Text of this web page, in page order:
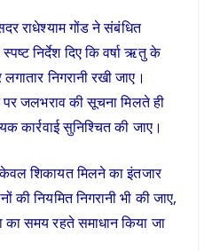
राधेश्याम गोंड ने संबंधित
निर्देश दिए कि वर्षा ऋतु के
निगरानी रखी जाए।
पर जलभराव की सूचना मिलते ही
सुनिश्चित की जाए।
शिकायत मिलने का इंतजार
नियमित निगरानी भी की जाए,
का समय रहते समाधान किया जा